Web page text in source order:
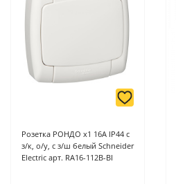
Розетка РОНДО х1 16А IP44 с
з/к, о/у, с з/ш белый Schneider
Electric арт. RA16-112B-BI